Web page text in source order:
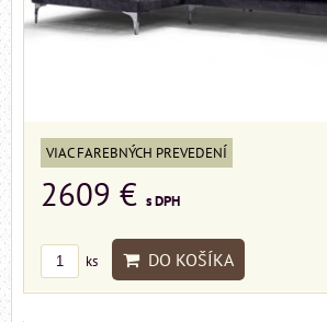
VIAC FAREBNÝCH PREVEDENÍ
2609 € s DPH
ks DO KOŠÍKA